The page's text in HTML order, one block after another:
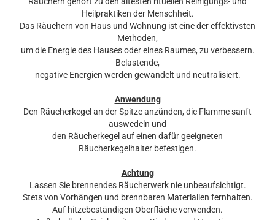
Heilpraktiken der Menschheit.
Das Räuchern von Haus und Wohnung ist eine der effektivsten
Methoden,
um die Energie des Hauses oder eines Raumes, zu verbessern.
Belastende,
negative Energien werden gewandelt und neutralisiert.
Anwendung
Den Räucherkegel an der Spitze anzünden, die Flamme sanft
auswedeln und
den Räucherkegel auf einen dafür geeigneten
Räucherkegelhalter befestigen.
Achtung
Lassen Sie brennendes Räucherwerk nie unbeaufsichtigt.
Stets von Vorhängen und brennbaren Materialien fernhalten.
Auf hitzebeständigen Oberfläche verwenden.